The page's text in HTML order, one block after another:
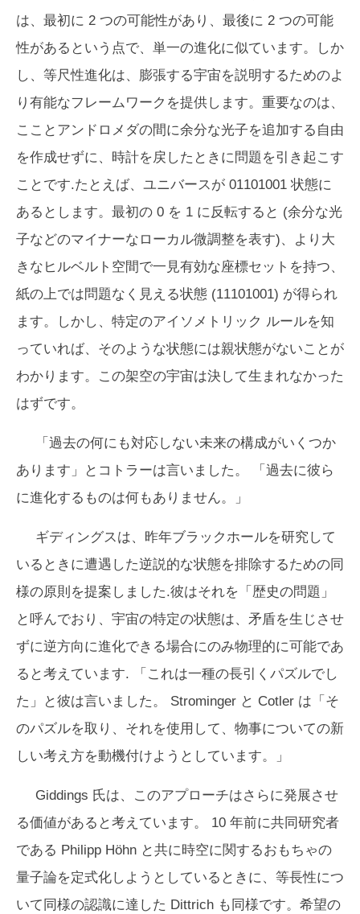
は、最初に 2 つの可能性があり、最後に 2 つの可能
性があるという点で、単一の進化に似ています。しか
し、等尺性進化は、膨張する宇宙を説明するためのよ
り有能なフレームワークを提供します。重要なのは、
こことアンドロメダの間に余分な光子を追加する自由
を作成せずに、時計を戻したときに問題を引き起こす
ことです.たとえば、ユニバースが 01101001 状態に
あるとします。最初の 0 を 1 に反転すると (余分な光
子などのマイナーなローカル微調整を表す)、より大
きなヒルベルト空間で一見有効な座標セットを持つ、
紙の上では問題なく見える状態 (11101001) が得られ
ます。しかし、特定のアイソメトリック ルールを知
っていれば、そのような状態には親状態がないことが
わかります。この架空の宇宙は決して生まれなかった
はずです。
「過去の何にも対応しない未来の構成がいくつか
あります」とコトラーは言いました。 「過去に彼ら
に進化するものは何もありません。」
ギディングスは、昨年ブラックホールを研究して
いるときに遭遇した逆説的な状態を排除するための同
様の原則を提案しました.彼はそれを「歴史の問題」
と呼んでおり、宇宙の特定の状態は、矛盾を生じさせ
ずに逆方向に進化できる場合にのみ物理的に可能であ
ると考えています. 「これは一種の長引くパズルでし
た」と彼は言いました。 Strominger と Cotler は「そ
のパズルを取り、それを使用して、物事についての新
しい考え方を動機付けようとしています。」
Giddings 氏は、このアプローチはさらに発展させ
る価値があると考えています。 10 年前に共同研究者
である Philipp Höhn と共に時空に関するおもちゃの
量子論を定式化しようとしているときに、等長性につ
いて同様の認識に達した Dittrich も同様です。希望の